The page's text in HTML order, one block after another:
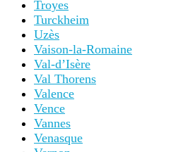
Troyes
Turckheim
Uzès
Vaison-la-Romaine
Val-d’Isère
Val Thorens
Valence
Vence
Vannes
Venasque